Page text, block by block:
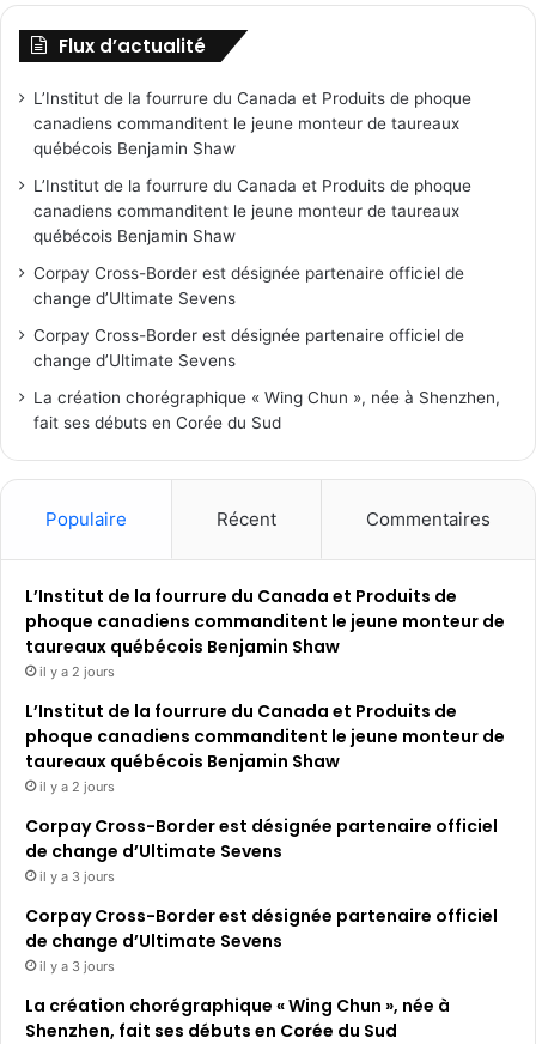
Flux d’actualité
L’Institut de la fourrure du Canada et Produits de phoque
canadiens commanditent le jeune monteur de taureaux
québécois Benjamin Shaw
L’Institut de la fourrure du Canada et Produits de phoque
canadiens commanditent le jeune monteur de taureaux
québécois Benjamin Shaw
Corpay Cross-Border est désignée partenaire officiel de
change d’Ultimate Sevens
Corpay Cross-Border est désignée partenaire officiel de
change d’Ultimate Sevens
La création chorégraphique « Wing Chun », née à Shenzhen,
fait ses débuts en Corée du Sud
Populaire Récent Commentaires
L’Institut de la fourrure du Canada et Produits de
phoque canadiens commanditent le jeune monteur de
taureaux québécois Benjamin Shaw
il y a 2 jours
L’Institut de la fourrure du Canada et Produits de
phoque canadiens commanditent le jeune monteur de
taureaux québécois Benjamin Shaw
il y a 2 jours
Corpay Cross-Border est désignée partenaire officiel
de change d’Ultimate Sevens
il y a 3 jours
Corpay Cross-Border est désignée partenaire officiel
de change d’Ultimate Sevens
il y a 3 jours
La création chorégraphique « Wing Chun », née à
Shenzhen, fait ses débuts en Corée du Sud